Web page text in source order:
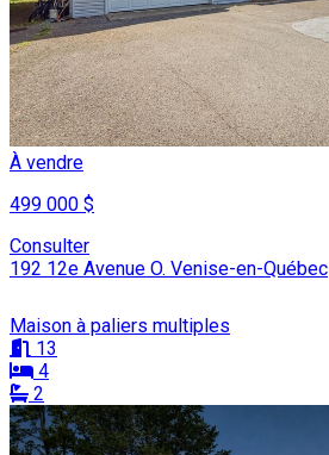
À vendre
499 000 $
Consulter
192 12e Avenue O. Venise-en-Québec
Maison à paliers multiples
13
4
2